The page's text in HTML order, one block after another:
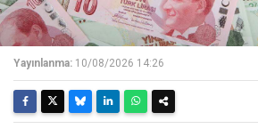
Yayınlanma: 10/08/2026 14:26